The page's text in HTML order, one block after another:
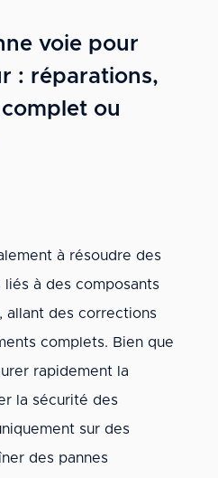
voie pour
: réparations,
ou
à résoudre des
à des composants
allant des corrections
complets. Bien que
rapidement la
la sécurité des
sur des
des pannes